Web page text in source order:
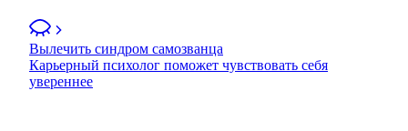
Вылечить синдром самозванца
Карьерный психолог поможет чувствовать себя
увереннее